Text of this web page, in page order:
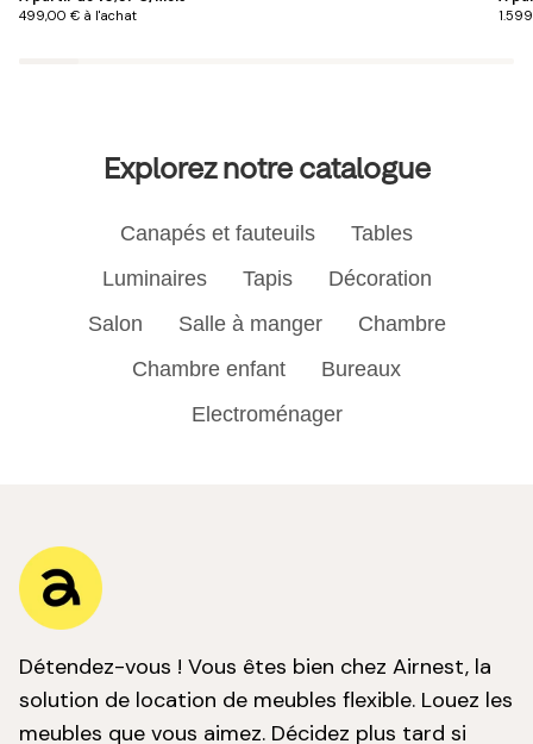
499,00 € à l'achat
Explorez notre catalogue
Canapés et fauteuils
Tables
Luminaires
Tapis
Décoration
Salon
Salle à manger
Chambre
Chambre enfant
Bureaux
Electroménager
Détendez-vous ! Vous êtes bien chez Airnest, la
solution de location de meubles flexible. Louez les
meubles que vous aimez. Décidez plus tard si